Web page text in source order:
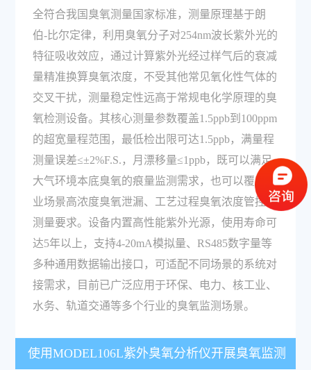
全符合我国臭氧测量国家标准，测量原理基于朗
伯-比尔定律，利用臭氧分子对254nm波长紫外光的
特征吸收效应，通过计算紫外光经过样气后的衰减
量精准换算臭氧浓度，不受其他常见氧化性气体的
交叉干扰，测量稳定性远高于常规电化学原理的臭
氧检测设备。其核心测量参数覆盖1.5ppb到100ppm
的超宽量程范围，最低检出限可达1.5ppb，满量程
测量误差≤±2%F.S.，月漂移量≤1ppb，既可以满足
大气环境本底臭氧的痕量监测需求，也可以覆盖工
业场景高浓度臭氧泄漏、工艺过程臭氧浓度管控的
测量要求。设备内置高性能紫外光源，使用寿命可
达5年以上，支持4-20mA模拟量、RS485数字量等
多种通用数据输出接口，可适配不同场景的系统对
接需求，目前已广泛应用于环保、电力、核工业、
水务、轨道交通等多个行业的臭氧监测场景。
使用MODEL106L紫外臭氧分析仪开展臭氧监测